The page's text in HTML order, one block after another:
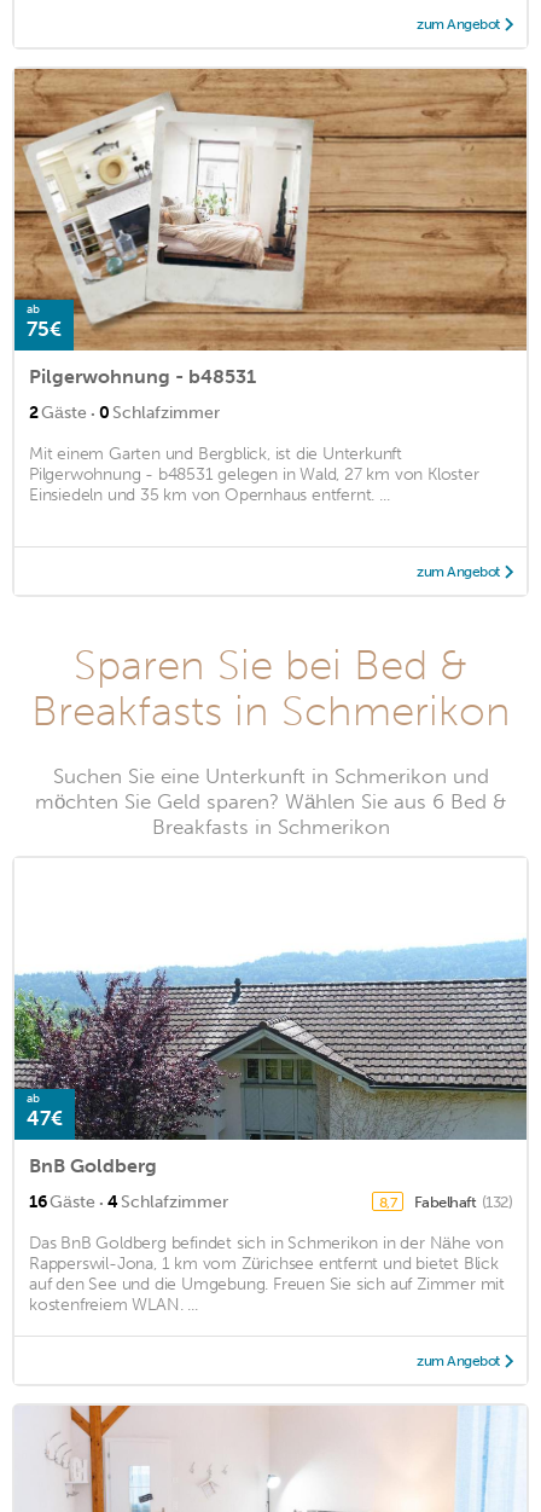
zum Angebot
ab
75€
Pilgerwohnung - b48531
2Gäste · 0 Schlafzimmer
Mit einem Garten und Bergblick, ist die Unterkunft
Pilgerwohnung - b48531 gelegen in Wald, 27 km von Kloster
Einsiedeln und 35 km von Opernhaus entfernt. ...
zum Angebot
Sparen Sie bei Bed &
Breakfasts in Schmerikon
Suchen Sie eine Unterkunft in Schmerikon und
möchten Sie Geld sparen? Wählen Sie aus 6 Bed &
Breakfasts in Schmerikon
ab
47€
BnB Goldberg
16Gäste · 4Schlafzimmer 8,7 Fabelhaft (132)
Das BnB Goldberg befindet sich in Schmerikon in der Nähe von
Rapperswil-Jona, 1 km vom Zürichsee entfernt und bietet Blick
auf den See und die Umgebung. Freuen Sie sich auf Zimmer mit
kostenfreiem WLAN. ...
zum Angebot